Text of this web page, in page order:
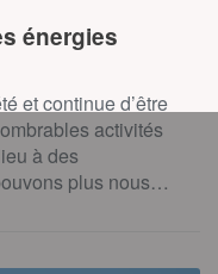
énergies
et continue d’être
activités
à des
plus nous…